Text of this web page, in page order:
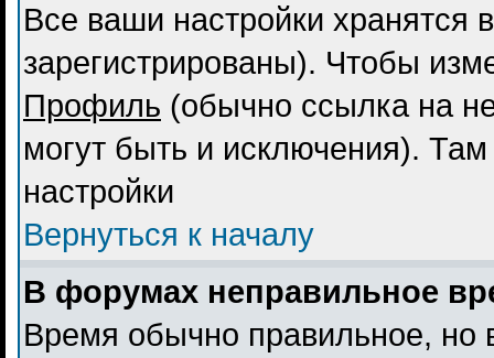
Все ваши настройки хранятся
зарегистрированы). Чтобы
Профиль (обычно ссылка на
могут быть и исключения).
настройки
Вернуться к началу
В форумах неправильное
Время обычно правильное, но